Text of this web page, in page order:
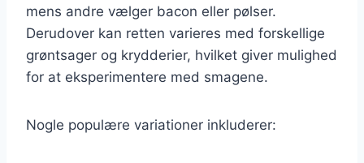
mens andre vælger bacon eller pølser.
Derudover kan retten varieres med forskellige
grøntsager og krydderier, hvilket giver mulighed
for at eksperimentere med smagene.
Nogle populære variationer inkluderer: